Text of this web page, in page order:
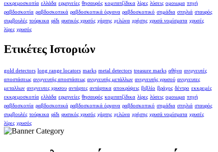
εκκρεμοσκοπία ελλάδα ερμηνείες θησαυρός κομιτατζίδικα λίρες λύσεις ομοιωμα πηγή
ραβδοσκοπία ραβδοσκοπικά ραβδοσκοπικά όργανα ραβδοσκοπικό σημάδια σπηλιά σταυρός
συμβουλές τούρκικα φίδι φυσικός χρυσός χάρτης χελώνα χρήσης χρυσά νομίσματα χρυσές
λίρες χρυσός
Ετικέτες Ιστοριών
gold detectors long range locators marks metal detectors treasure marks αθήνα ανιχνευτές
αποστάσεως ανιχνευτής αποστάσεως ανιχνευτής μετάλλων ανιχνευτής χρυσού ανιχνευτες
μεταλλων ανιχνευτες χρυσου αντάρτες αντάρτικα αποκρύψεις βιβλίο βράχος δέντρο εκκρεμές
εκκρεμοσκοπία ελλάδα ερμηνείες θησαυρός κομιτατζίδικα λίρες λύσεις ομοιωμα πηγή
ραβδοσκοπία ραβδοσκοπικά ραβδοσκοπικά όργανα ραβδοσκοπικό σημάδια σπηλιά σταυρός
συμβουλές τούρκικα φίδι φυσικός χρυσός χάρτης χελώνα χρήσης χρυσά νομίσματα χρυσές
λίρες χρυσός